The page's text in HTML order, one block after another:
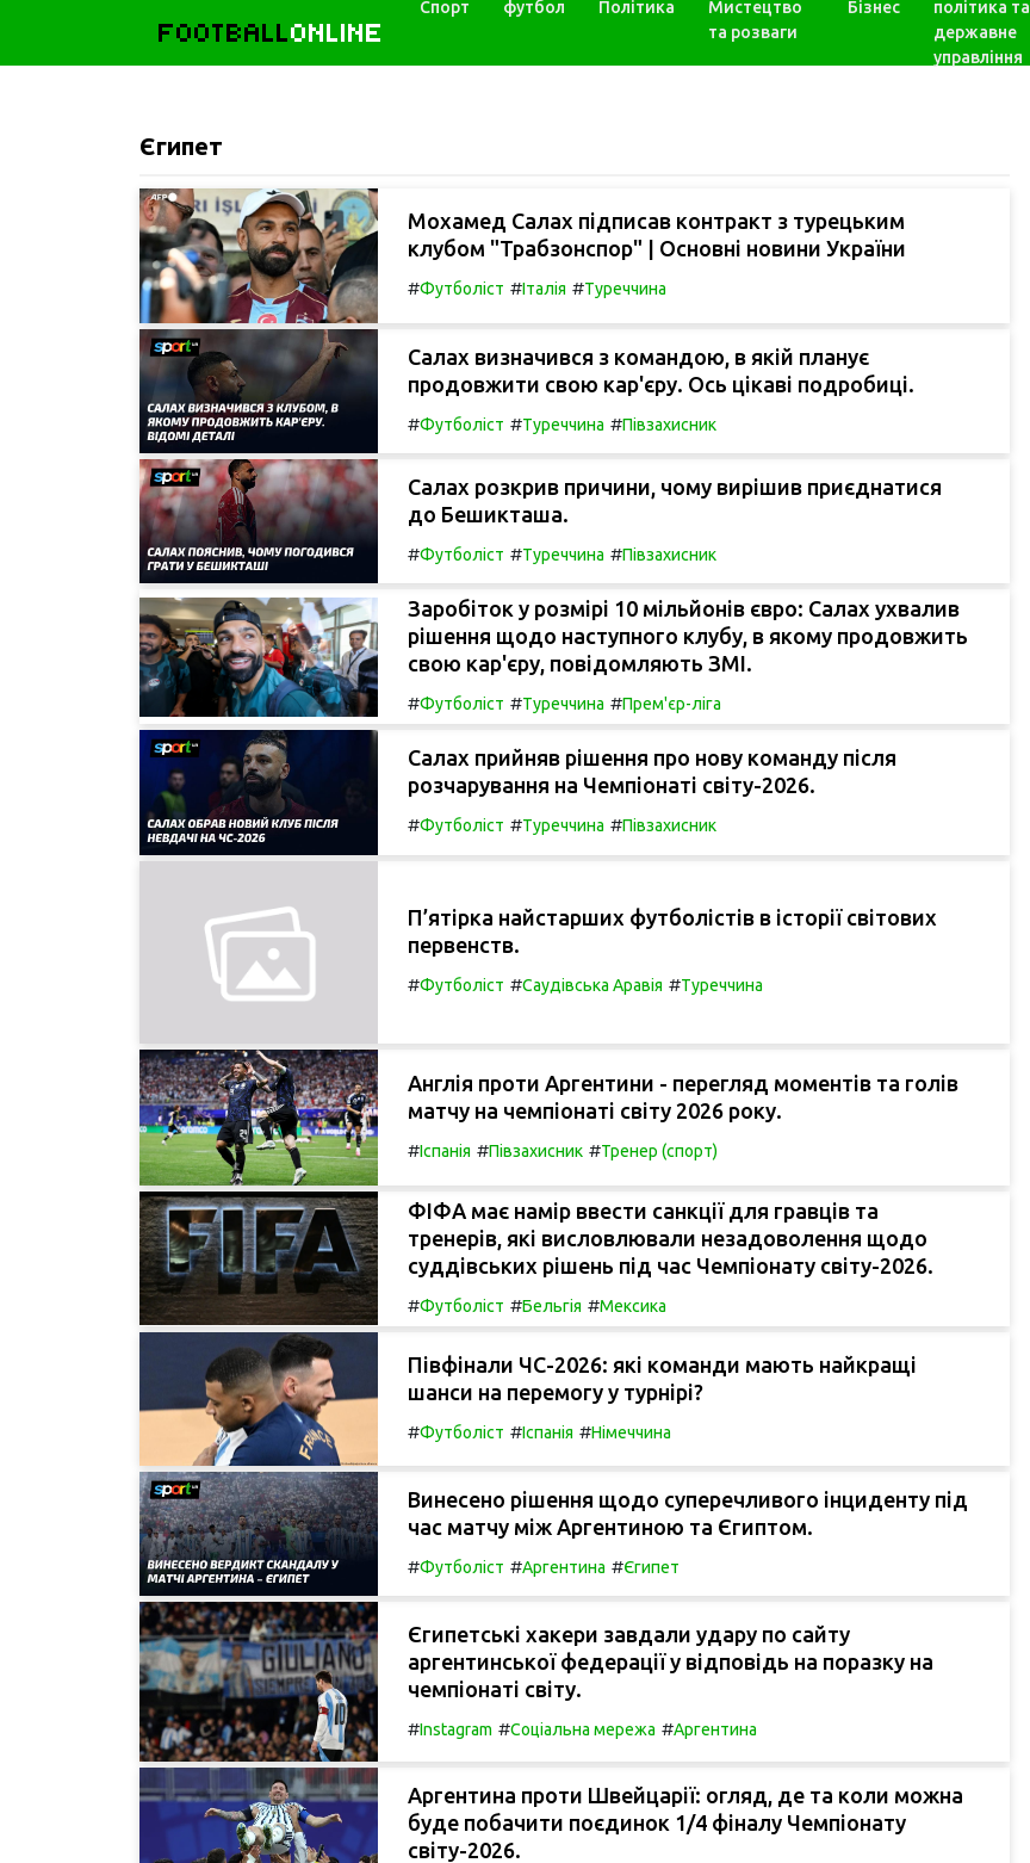
FOOTBALLONLINE
Спорт футбол Політика
Мистецтво
та розваги
Бізнес
політика та
державне
управління
Єгипет
Мохамед Салах підписав контракт з турецьким
клубом "Трабзонспор" | Основні новини України
#Футболіст #Італія #Туреччина
Салах визначився з командою, в якій планує
продовжити свою кар'єру. Ось цікаві подробиці.
#Футболіст #Туреччина #Півзахисник
Салах розкрив причини, чому вирішив приєднатися
до Бешикташа.
#Футболіст #Туреччина #Півзахисник
Заробіток у розмірі 10 мільйонів євро: Салах ухвалив
рішення щодо наступного клубу, в якому продовжить
свою кар'єру, повідомляють ЗМІ.
#Футболіст #Туреччина #Прем'єр-ліга
Салах прийняв рішення про нову команду після
розчарування на Чемпіонаті світу-2026.
#Футболіст #Туреччина #Півзахисник
П’ятірка найстарших футболістів в історії світових
первенств.
#Футболіст #Саудівська Аравія #Туреччина
Англія проти Аргентини - перегляд моментів та голів
матчу на чемпіонаті світу 2026 року.
#Іспанія #Півзахисник #Тренер (спорт)
ФІФА має намір ввести санкції для гравців та
тренерів, які висловлювали незадоволення щодо
суддівських рішень під час Чемпіонату світу-2026.
#Футболіст #Бельгія #Мексика
Півфінали ЧС-2026: які команди мають найкращі
шанси на перемогу у турнірі?
#Футболіст #Іспанія #Німеччина
Винесено рішення щодо суперечливого інциденту під
час матчу між Аргентиною та Єгиптом.
#Футболіст #Аргентина #Єгипет
Єгипетські хакери завдали удару по сайту
аргентинської федерації у відповідь на поразку на
чемпіонаті світу.
#Instagram #Соціальна мережа #Аргентина
Аргентина проти Швейцарії: огляд, де та коли можна
буде побачити поєдинок 1/4 фіналу Чемпіонату
світу-2026.